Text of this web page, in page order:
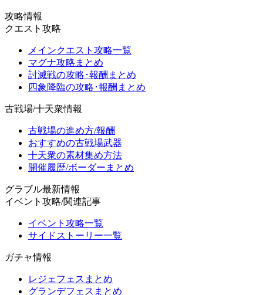
攻略情報
クエスト攻略
メインクエスト攻略一覧
マグナ攻略まとめ
討滅戦の攻略･報酬まとめ
四象降臨の攻略･報酬まとめ
古戦場/十天衆情報
古戦場の進め方/報酬
おすすめの古戦場武器
十天衆の素材集め方法
開催履歴/ボーダーまとめ
グラブル最新情報
イベント攻略/関連記事
イベント攻略一覧
サイドストーリー一覧
ガチャ情報
レジェフェスまとめ
グランデフェスまとめ